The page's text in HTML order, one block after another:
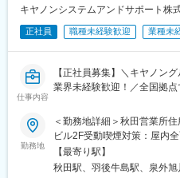
変更の範囲：会社の定める業
■当社について：
創業70年以上、売上高550億
オニア企業です。
長年培ってきた測量・計測
ム技術を融合し、「人々が
全・快適を創造する企業」と
「防災・減災」「国土管理
「DX・分析」「海外展開」
し、ASEANや開発途上国へ
キヤノンシステムアンドサポート株
正社員 職種未経験歓迎 業種未
仕事内容
【正社員募集】＼キヤノン
業界未経験歓迎！／全国拠
快適なオフィス環境をトー
も完備♪
■業務内容：
＜保守サービス役務＞
勤務地
＜勤務地詳細＞秋田営業所
ビル2F受動喫煙対策：屋内
【最寄り駅】
秋田駅、羽後牛島駅、泉外旭